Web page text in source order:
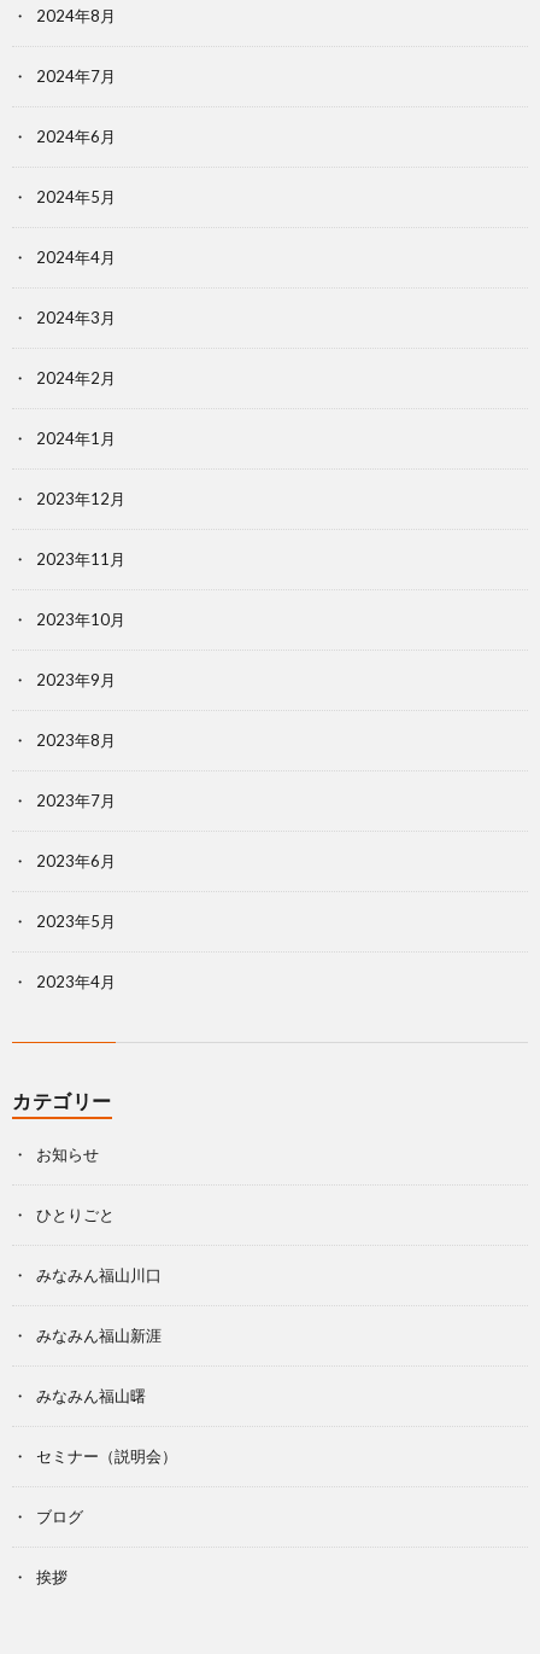
2024年8月
2024年7月
2024年6月
2024年5月
2024年4月
2024年3月
2024年2月
2024年1月
2023年12月
2023年11月
2023年10月
2023年9月
2023年8月
2023年7月
2023年6月
2023年5月
2023年4月
カテゴリー
お知らせ
ひとりごと
みなみん福山川口
みなみん福山新涯
みなみん福山曙
セミナー（説明会）
ブログ
挨拶